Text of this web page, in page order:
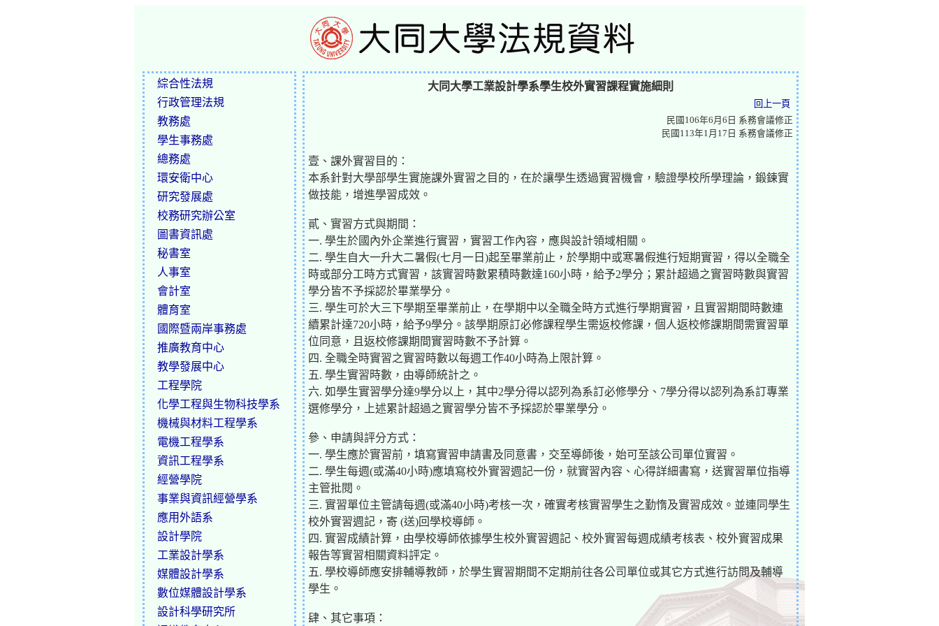
綜合性法規
行政管理法規
教務處
學生事務處
總務處
環安衛中心
研究發展處
校務研究辦公室
圖書資訊處
秘書室
人事室
會計室
體育室
國際暨兩岸事務處
推廣教育中心
教學發展中心
工程學院
化學工程與生物科技學系
機械與材料工程學系
電機工程學系
資訊工程學系
經營學院
事業與資訊經營學系
應用外語系
設計學院
工業設計學系
媒體設計學系
數位媒體設計學系
設計科學研究所
大同大學工業設計學系學生校外實習課程實施細則
回上一頁
民國106年6月6日 系務會議修正
民國113年1月17日 系務會議修正
壹、課外實習目的：
本系針對大學部學生實施課外實習之目的，在於讓學生透過實習機會，驗證學校所學理論，鍛鍊實
做技能，增進學習成效。
貳、實習方式與期間：
一. 學生於國內外企業進行實習，實習工作內容，應與設計領域相關。
二. 學生自大一升大二暑假(七月一日)起至畢業前止，於學期中或寒暑假進行短期實習，得以全職全
時或部分工時方式實習，該實習時數累積時數達160小時，給予2學分；累計超過之實習時數與實習
學分皆不予採認於畢業學分。
三. 學生可於大三下學期至畢業前止，在學期中以全職全時方式進行學期實習，且實習期間時數連
續累計達720小時，給予9學分。該學期原訂必修課程學生需返校修課，個人返校修課期間需實習單
位同意，且返校修課期間實習時數不予計算。
四. 全職全時實習之實習時數以每週工作40小時為上限計算。
五. 學生實習時數，由導師統計之。
六. 如學生實習學分達9學分以上，其中2學分得以認列為系訂必修學分、7學分得以認列為系訂專業
選修學分，上述累計超過之實習學分皆不予採認於畢業學分。
參、申請與評分方式：
一. 學生應於實習前，填寫實習申請書及同意書，交至導師後，始可至該公司單位實習。
二. 學生每週(或滿40小時)應填寫校外實習週記一份，就實習內容、心得詳細書寫，送實習單位指導
主管批閱。
三. 實習單位主管請每週(或滿40小時)考核一次，確實考核實習學生之勤惰及實習成效。並連同學生
校外實習週記，寄 (送)回學校導師。
四. 實習成績計算，由學校導師依據學生校外實習週記、校外實習每週成績考核表、校外實習成果
報告等實習相關資料評定。
五. 學校導師應安排輔導教師，於學生實習期間不定期前往各公司單位或其它方式進行訪問及輔導
學生。
肆、其它事項：